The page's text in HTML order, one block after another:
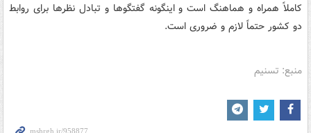
کاملاً همراه و هماهنگ است و اینگونه گفتگوها و تبادل نظرها برای روابط
دو کشور حتماً لازم و ضروری است.
منبع: تسنیم